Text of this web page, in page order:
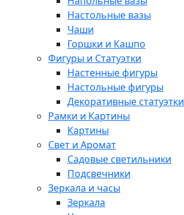
Настольные вазы
Чаши
Горшки и Кашпо
Фигуры и Статуэтки
Настенные фигуры
Настольные фигуры
Декоративные статуэтки
Рамки и Картины
Картины
Свет и Аромат
Садовые светильники
Подсвечники
Зеркала и часы
Зеркала